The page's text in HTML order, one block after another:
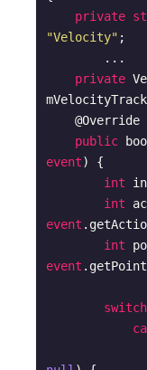
private
"Velocity" ;
private
    @
Override
public
event) {
int
int
event
int
event
switch